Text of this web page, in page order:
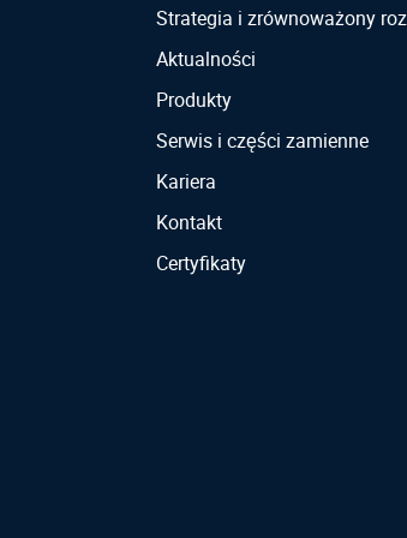
Strategia i zrównoważony
Aktualności
Produkty
Serwis i części zamienne
Kariera
Kontakt
Certyfikaty